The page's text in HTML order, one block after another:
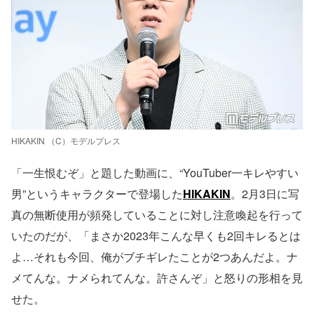
HIKAKIN （C）モデルプレス
「一生恨むぞ」と題した動画に、“YouTuber一キレやすい
男”というキャラクターで登場したHIKAKIN。2月3日に写
真の無断使用が頻発していることに対し注意喚起を行って
いたのだが、「まさか2023年こんな早くも2回キレるとは
よ…それも今回、俺がブチギレたことが2つあんだよ。ナ
メてんな。ナメられてんな。許さんぞ」と怒りの形相を見
せた。